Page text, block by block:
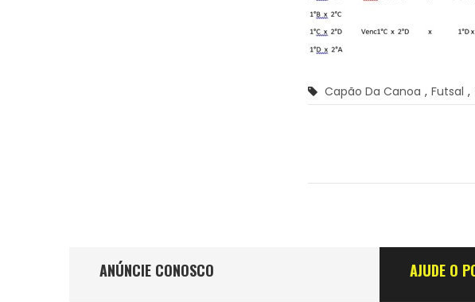
Capão Da Canoa , Futsal ,
ANÚNCIE CONOSCO AJUDE O